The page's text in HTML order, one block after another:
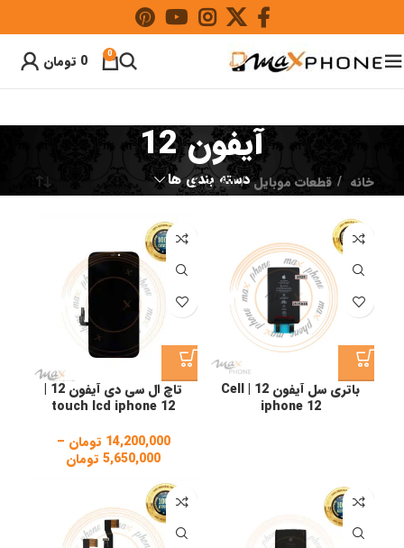
0
0 تومان
آیفون 12
دسته بندی ها خانه قطعات موبایل آیفون 12
باتری سل آیفون 12 | Cell
iphone 12
تاچ ال سی دی آیفون 12 |
touch lcd iphone 12
14,200,000 تومان –
5,650,000 تومان